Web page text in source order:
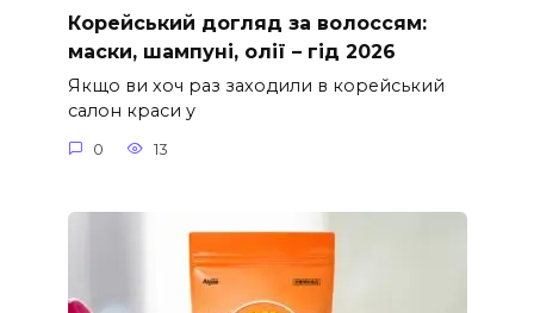
Корейський догляд за волоссям:
маски, шампуні, олії – гід 2026
Якщо ви хоч раз заходили в корейський
салон краси у
0 13